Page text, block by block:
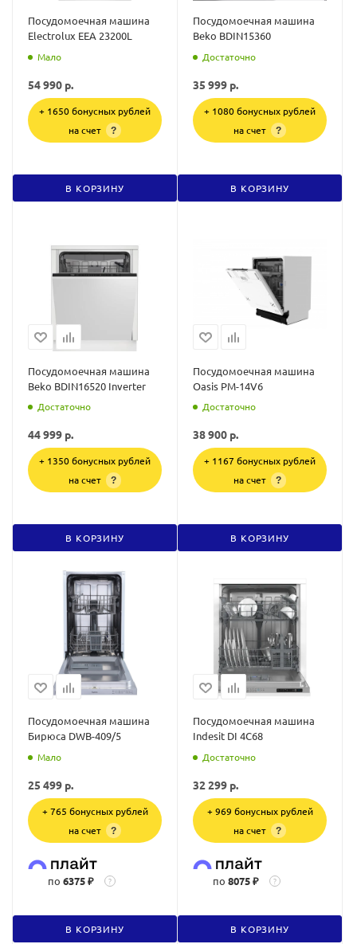
Посудомоечная машина
Electrolux EEA 23200L
Мало
54 990 р.
+ 1650 бонусных рублей
на счет
?
В КОРЗИНУ
Посудомоечная машина
Beko BDIN15360
Достаточно
35 999 р.
+ 1080 бонусных рублей
на счет
?
В КОРЗИНУ
Посудомоечная машина
Beko BDIN16520 Inverter
Достаточно
44 999 р.
+ 1350 бонусных рублей
на счет
?
В КОРЗИНУ
Посудомоечная машина
Oasis PM-14V6
Достаточно
38 900 р.
+ 1167 бонусных рублей
на счет
?
В КОРЗИНУ
Посудомоечная машина
Бирюса DWB-409/5
Мало
25 499 р.
+ 765 бонусных рублей
на счет
?
по 6375 ₽ ?
В КОРЗИНУ
Посудомоечная машина
Indesit DI 4C68
Достаточно
32 299 р.
+ 969 бонусных рублей
на счет
?
по 8075 ₽ ?
В КОРЗИНУ